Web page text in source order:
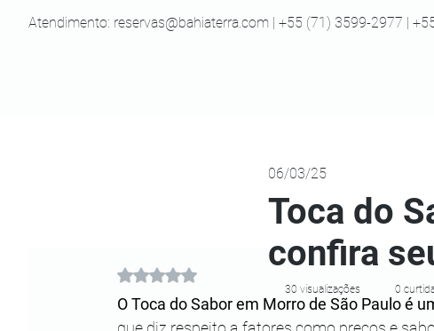
Atendimento: reservas@bahiaterra.com | +55 (71) 3599-2977 |
Avaliado com NaN de 5 estrelas.
O Toca do Sabor em Morro de São Paulo é
30 visualizações 0
Toca do
confira
06/03/25